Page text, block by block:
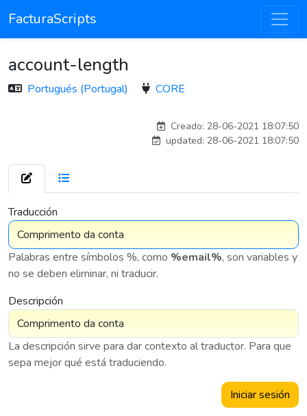
FacturaScripts
account-length
Portugués (Portugal) CORE
Creado: 28-06-2021 18:07:50
updated: 28-06-2021 18:07:50
Traducción
Palabras entre símbolos %, como %email%, son variables y
no se deben eliminar, ni traducir.
Descripción
La descripción sirve para dar contexto al traductor. Para que
sepa mejor qué está traduciendo.
Iniciar sesión